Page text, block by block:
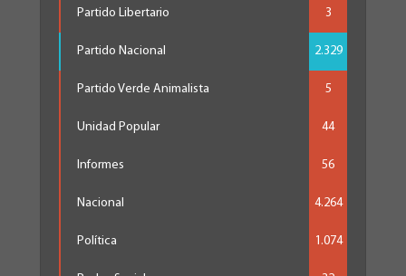
Partido Libertario 3
Partido Nacional 2.329
Partido Verde Animalista 5
Unidad Popular 44
Informes 56
Nacional 4.264
Política 1.074